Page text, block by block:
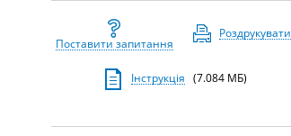
Поставити запитання
Роздрукувати
Інструкція (7.084 МБ)